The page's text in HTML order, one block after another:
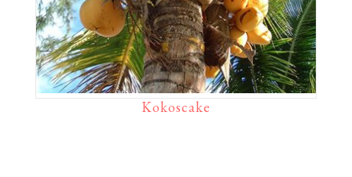
Kokoscake